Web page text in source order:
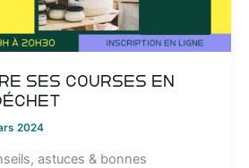
ses courses en
2024
astuces & bonnes